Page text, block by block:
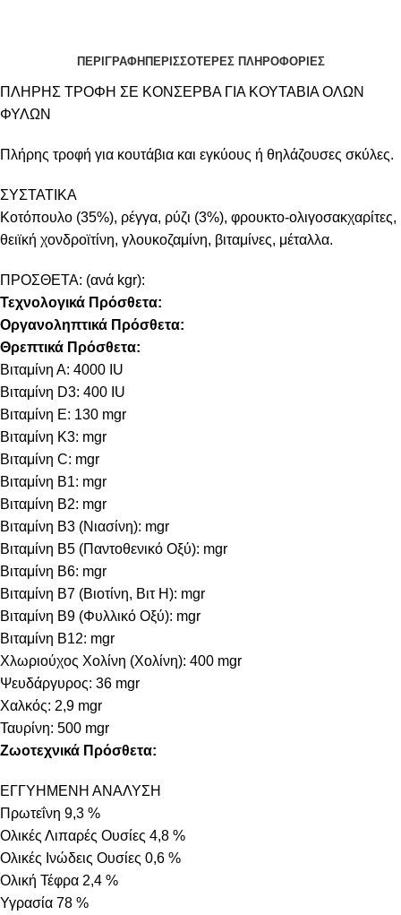
ΠΕΡΙΓΡΑΦΗ ΠΕΡΙΣΣΟΤΕΡΕΣ ΠΛΗΡΟΦΟΡΙΕΣ
ΠΛΗΡΗΣ ΤΡΟΦΗ ΣΕ ΚΟΝΣΕΡΒΑ ΓΙΑ ΚΟΥΤΑΒΙΑ ΟΛΩΝ
ΦΥΛΩΝ
Πλήρης τροφή για κουτάβια και εγκύους ή θηλάζουσες σκύλες.
ΣΥΣΤΑΤΙΚΑ
Κοτόπουλο (35%), ρέγγα, ρύζι (3%), φρουκτο-ολιγοσακχαρίτες,
θειϊκή χονδροϊτίνη, γλουκοζαμίνη, βιταμίνες, μέταλλα.
ΠΡΟΣΘΕΤΑ: (ανά kgr):
Τεχνολογικά Πρόσθετα:
Οργανοληπτικά Πρόσθετα:
Θρεπτικά Πρόσθετα:
Βιταμίνη Α: 4000 IU
Βιταμίνη D3: 400 IU
Βιταμίνη E: 130 mgr
Βιταμίνη Κ3: mgr
Βιταμίνη C: mgr
Βιταμίνη B1: mgr
Βιταμίνη B2: mgr
Βιταμίνη B3 (Νιασίνη): mgr
Βιταμίνη B5 (Παντοθενικό Οξύ): mgr
Βιταμίνη B6: mgr
Βιταμίνη B7 (Βιοτίνη, Βιτ Η): mgr
Βιταμίνη B9 (Φυλλικό Οξύ): mgr
Βιταμίνη B12: mgr
Χλωριούχος Χολίνη (Χολίνη): 400 mgr
Ψευδάργυρος: 36 mgr
Χαλκός: 2,9 mgr
Ταυρίνη: 500 mgr
Ζωοτεχνικά Πρόσθετα:
ΕΓΓΥΗΜΕΝΗ ΑΝΑΛΥΣΗ
Πρωτεΐνη 9,3 %
Ολικές Λιπαρές Ουσίες 4,8 %
Ολικές Ινώδεις Ουσίες 0,6 %
Ολική Τέφρα 2,4 %
Υγρασία 78 %